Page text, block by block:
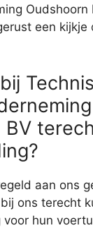
Oudshoorn
een kijkje
BV
aan ons
ons terecht
hun